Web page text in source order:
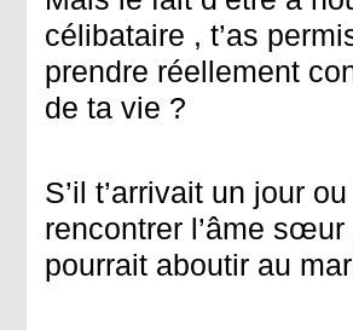
célibataire , t’as
prendre réellement
de ta vie ?
S’il t’arrivait un jour
rencontrer l’âme sœur
pourrait aboutir au